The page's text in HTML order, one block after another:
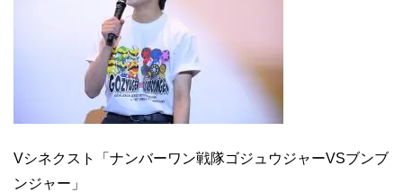
Vシネクスト「ナンバーワン戦隊ゴジュウジャーVSブンブ
ンジャー」